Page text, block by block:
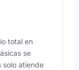
total en
se
solo atiende